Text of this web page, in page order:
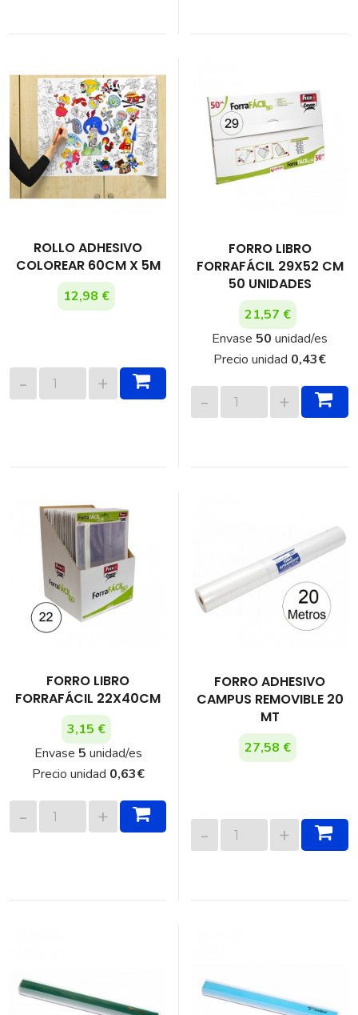
ROLLO ADHESIVO
COLOREAR 60CM X 5M
12,98 €
FORRO LIBRO
FORRAFÁCIL 29X52 CM
50 UNIDADES
21,57 €
Envase 50 unidad/es
Precio unidad 0,43€
FORRO LIBRO
FORRAFÁCIL 22X40CM
3,15 €
Envase 5 unidad/es
Precio unidad 0,63€
FORRO ADHESIVO
CAMPUS REMOVIBLE 20
MT
27,58 €